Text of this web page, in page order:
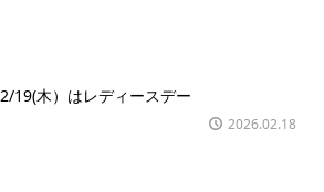
2/19(木）はレディースデー
2026.02.18